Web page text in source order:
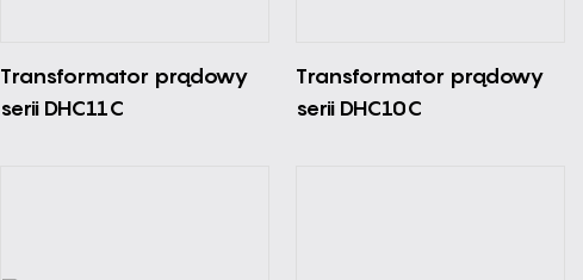
Transformator prądowy
serii DHC11C
Transformator prądowy
serii DHC10C